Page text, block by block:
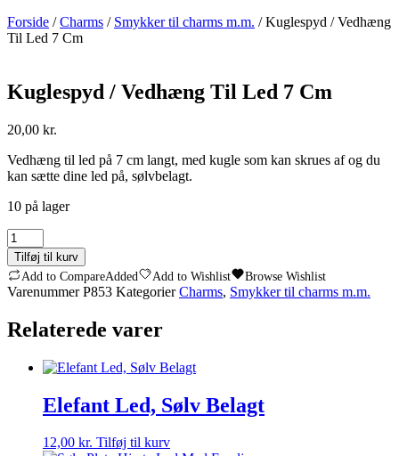
Forside /Charms / Smykker til charms m.m. / Kuglespyd / Vedhæng
Til Led 7 Cm
Kuglespyd / Vedhæng Til Led 7 Cm
20,00 kr.
Vedhæng til led på 7 cm langt, med kugle som kan skrues af og du
kan sætte dine led på, sølvbelagt.
10 på lager
Kuglespyd
/
Vedhæng
Til
Led
Cm
Tilføj til kurv
Add to CompareAdded Add to Wishlist Browse Wishlist
VarenummerP853 Kategorier Charms, Smykker til charms m.m.
Relaterede varer
Elefant Led, Sølv Belagt
12,00 kr. Tilføj til kurv